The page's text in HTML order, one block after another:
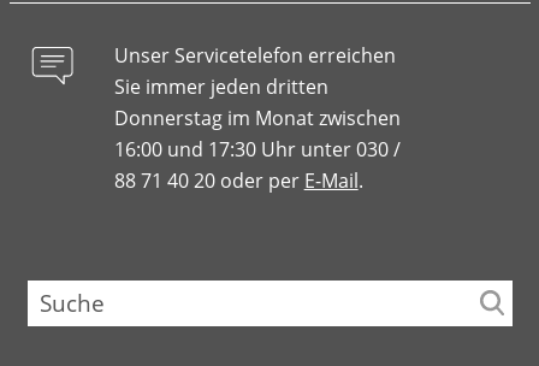
Unser Servicetelefon erreichen
Sie immer jeden dritten
Donnerstag im Monat zwischen
16:00 und 17:30 Uhr unter 030 /
88 71 40 20 oder per E-Mail.
Suche